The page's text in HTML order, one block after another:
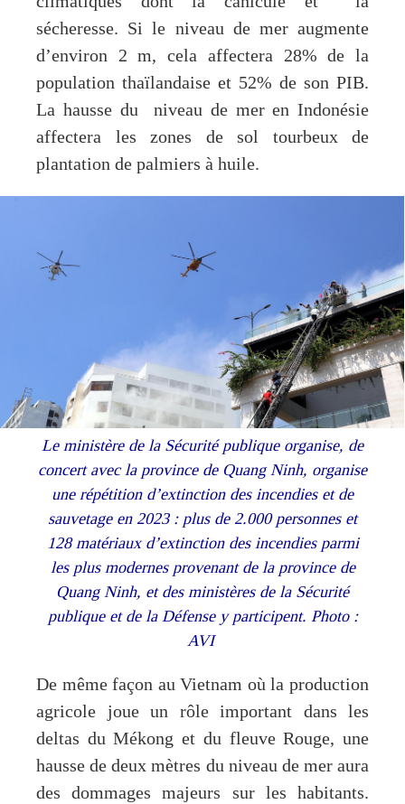
sécheresse. Si le niveau de mer augmente
d’environ 2 m, cela affectera 28% de la
population thaïlandaise et 52% de son PIB.
La hausse du niveau de mer en Indonésie
affectera les zones de sol tourbeux de
plantation de palmiers à huile.
Le ministère de la Sécurité publique organise, de
concert avec la province de Quang Ninh, organise
une répétition d’extinction des incendies et de
sauvetage en 2023 : plus de 2.000 personnes et
128 matériaux d’extinction des incendies parmi
les plus modernes provenant de la province de
Quang Ninh, et des ministères de la Sécurité
publique et de la Défense y participent. Photo :
AVI
De même façon au Vietnam où la production
agricole joue un rôle important dans les
deltas du Mékong et du fleuve Rouge, une
hausse de deux mètres du niveau de mer aura
des dommages majeurs sur les habitants.